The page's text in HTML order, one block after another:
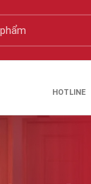
HOTLINE